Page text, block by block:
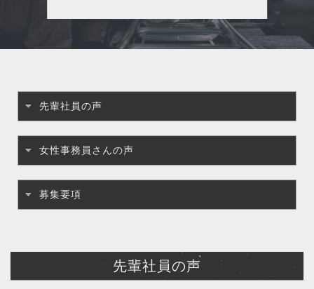
先輩社員の声
女性事務員さんの声
募集要項
先輩社員の声